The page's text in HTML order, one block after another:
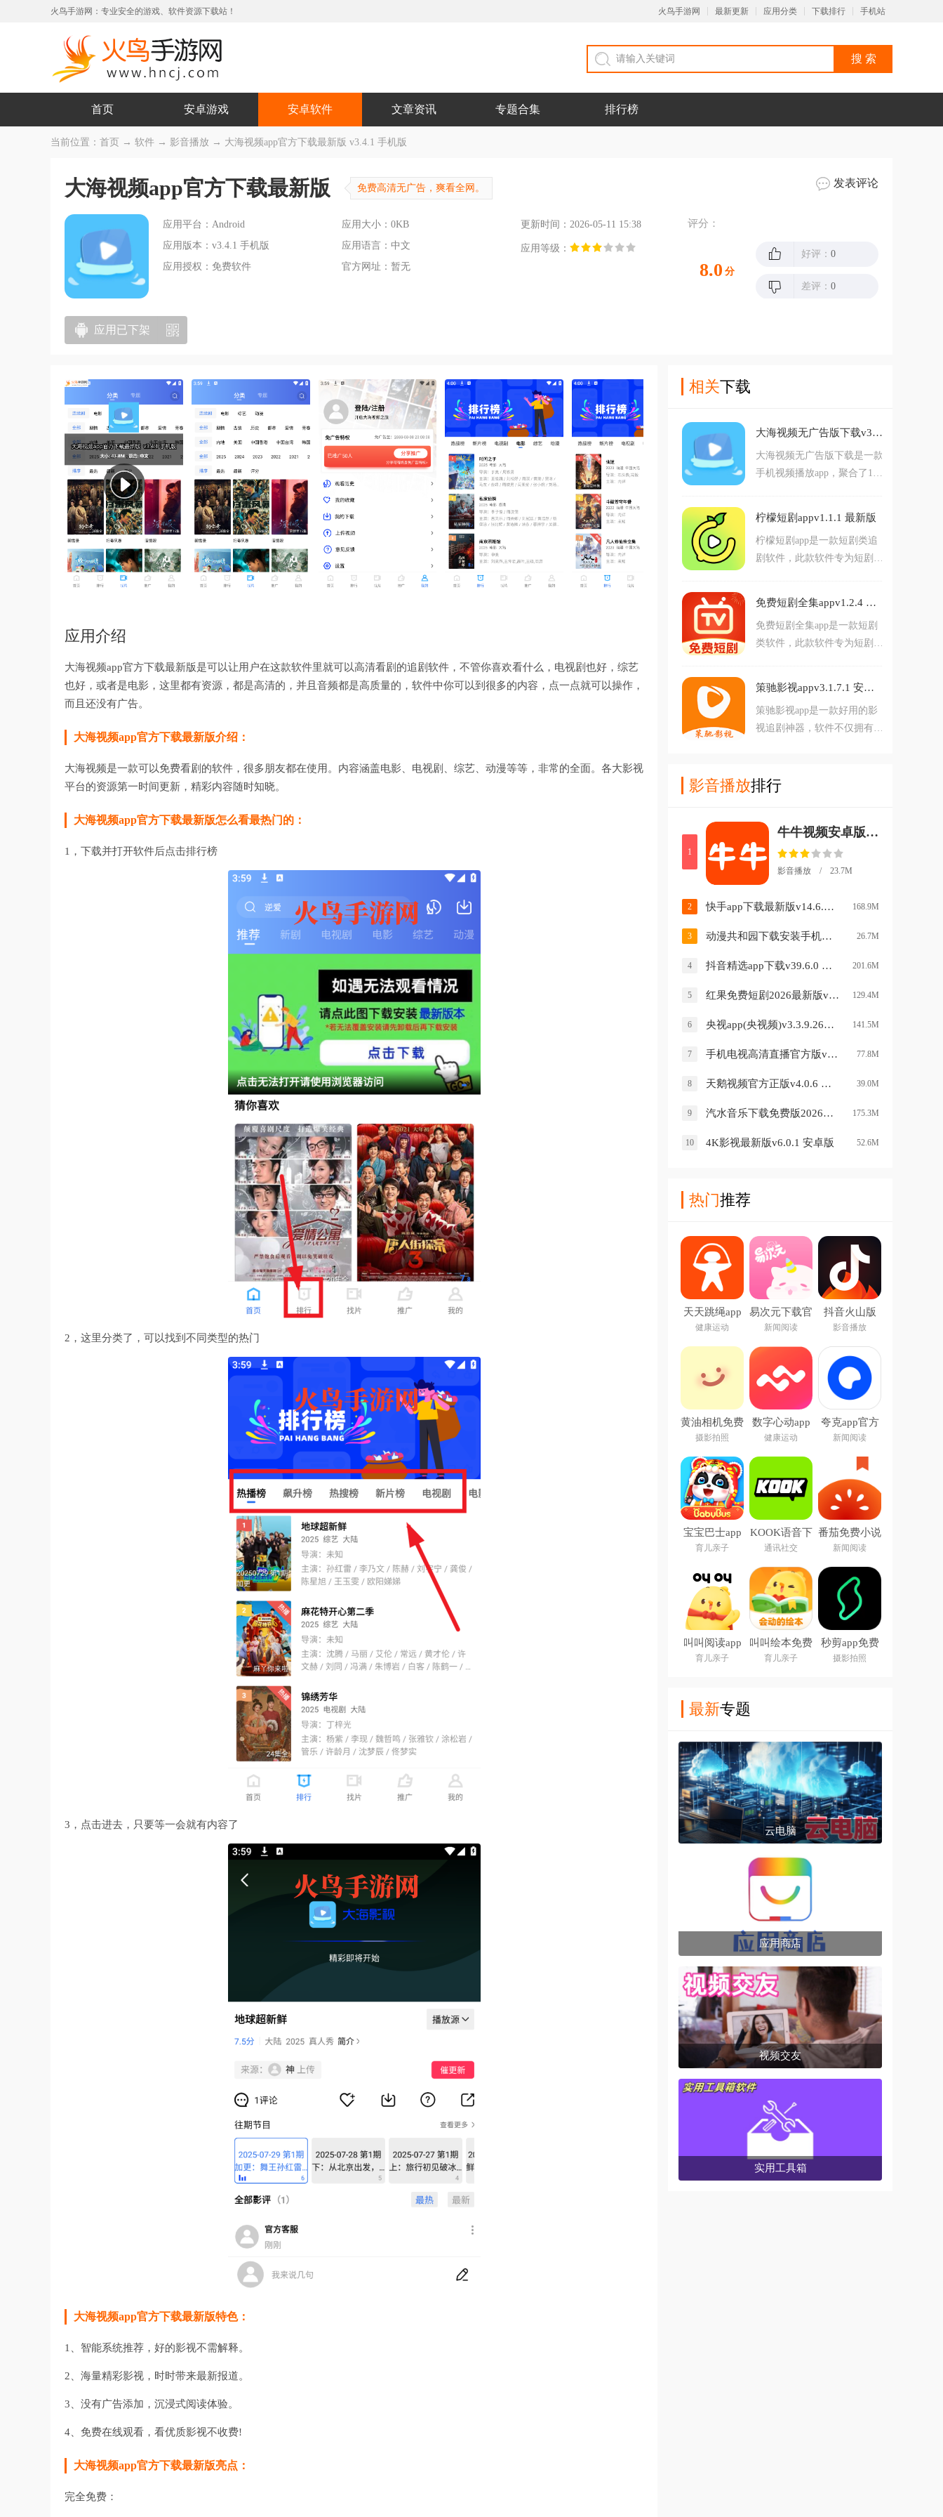
火鸟手游网：专业安全的游戏、软件资源下载站！ 火鸟手游网 最新更新 应用分类 下载排行 手机站
首页 安卓游戏 安卓软件 文章资讯 专题合集 排行榜
当前位置： 首页 → 软件 → 影音播放 → 大海视频app官方下载最新版 v3.4.1 手机版
大海视频app官方下载最新版 免费高清无广告，爽看全网。 发表评论
应用平台：Android 应用大小：0KB
更新时间：2026-05-11 15:38
应用版本：v3.4.1 手机版
应用语言：中文
应用等级：
应用授权：免费软件
官方网址：暂无
评分：
8.0 分
好评： 0
差评： 0
应用已下架
应用介绍
大海视频app官方下载最新版是可以让用户在这款软件里就可以高清看剧的追剧软件，不管你喜欢看什么，电视剧也好，综艺
也好，或者是电影，这里都有资源，都是高清的，并且音频都是高质量的，软件中你可以到很多的内容，点一点就可以操作，
而且还没有广告。
大海视频app官方下载最新版介绍：
大海视频是一款可以免费看剧的软件，很多朋友都在使用。内容涵盖电影、电视剧、综艺、动漫等等，非常的全面。各大影视
平台的资源第一时间更新，精彩内容随时知晓。
大海视频app官方下载最新版怎么看最热门的：
1，下载并打开软件后点击排行榜
2，这里分类了，可以找到不同类型的热门
3，点击进去，只要等一会就有内容了
大海视频app官方下载最新版特色：
1、智能系统推荐，好的影视不需解释。
2、海量精彩影视，时时带来最新报道。
3、没有广告添加，沉浸式阅读体验。
4、免费在线观看，看优质影视不收费!
大海视频app官方下载最新版亮点：
完全免费：
相关下载
大海视频无广告版下载v3.4.1 最新版
大海视频无广告版下载是一款
手机视频播放app，聚合了15
视频资源，涵盖各类热门电视
剧、电影、综艺等，拥有一键
离线下载的功能，让你随心
键分享，你能够与共同使用着
享，需要的用户欢迎下载。
柠檬短剧appv1.1.1 最新版
柠檬短剧app是一款短剧类追
剧软件，此款软件专为短剧爱
里为大家进行了详细的分类，
满足不同用户的需求。对柠檬
短剧app感兴趣的用户不要错
用。
免费短剧全集appv1.2.4 最新版
免费短剧全集app是一款短剧
类软件，此款软件专为短剧爱
里有着多种题材，大家可以自
由选择。而且此款软件完全免
费。对免费短剧全集app感兴
策驰影视appv3.1.7.1 安卓版
策驰影视app是一款好用的影
视追剧神器，软件不仅拥有电
等等，不仅播放高清流畅，还
超棒的影视乐趣，赶紧下载，
开启你的看影追剧之旅。
影音播放排行
1
牛牛视频安卓版去广告v1.4.6 最新版
影音播放 / 23.7M
2 快手app下载最新版v14.6.20.49153 官方安卓版 168.9M
3 动漫共和园下载安装手机版中文(动漫共和国)v1.1.0 最新版 26.7M
4 抖音精选app下载v39.6.0 安卓版 201.6M
5 红果免费短剧2026最新版v7.2.7.32 安卓版 129.4M
6 央视app(央视频)v3.3.9.26709 官方版 141.5M
7 手机电视高清直播官方版v8.0.35.4 安卓版 77.8M
8 天鹅视频官方正版v4.0.6 安卓版 39.0M
9 汽水音乐下载免费版2026版v20.1.0 安卓版 175.3M
10 4K影视最新版v6.0.1 安卓版 52.6M
热门推荐
天天跳绳app
下载安装免费
健康运动
易次元下载官
方app
新闻阅读
抖音火山版
2026最新版
影音播放
黄油相机免费
下载安装
摄影拍照
数字心动app
健康运动
夸克app官方
正版下载
新闻阅读
宝宝巴士app
下载安装
育儿亲子
KOOK语音下
载安装
通讯社交
番茄免费小说
app
新闻阅读
叫叫阅读app
下载官方
育儿亲子
叫叫绘本免费
版
育儿亲子
秒剪app免费
版
摄影拍照
最新专题
云电脑
应用商店
视频交友
实用工具箱